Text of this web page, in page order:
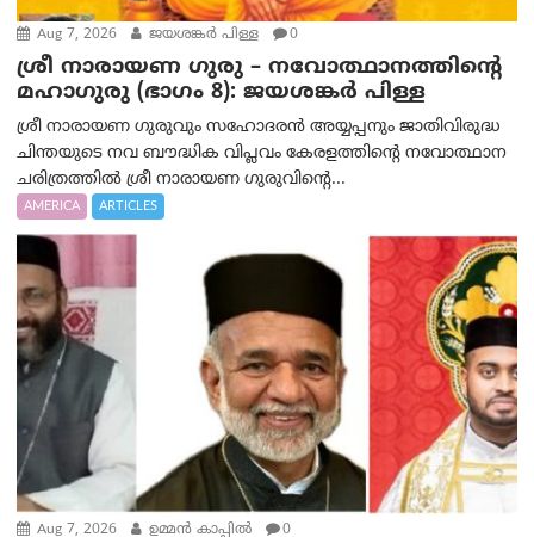
Aug 7, 2026 ജയശങ്കര്‍ പിള്ള 0
ശ്രീ നാരായണ ഗുരു – നവോത്ഥാനത്തിന്റെ
മഹാഗുരു (ഭാഗം 8): ജയശങ്കര്‍ പിള്ള
ശ്രീ നാരായണ ഗുരുവും സഹോദരൻ അയ്യപ്പനും ജാതിവിരുദ്ധ
ചിന്തയുടെ നവ ബൗദ്ധിക വിപ്ലവം കേരളത്തിന്റെ നവോത്ഥാന
ചരിത്രത്തിൽ ശ്രീ നാരായണ ഗുരുവിന്റെ...
AMERICA ARTICLES
Aug 7, 2026 ഉമ്മന്‍ കാപ്പില്‍ 0